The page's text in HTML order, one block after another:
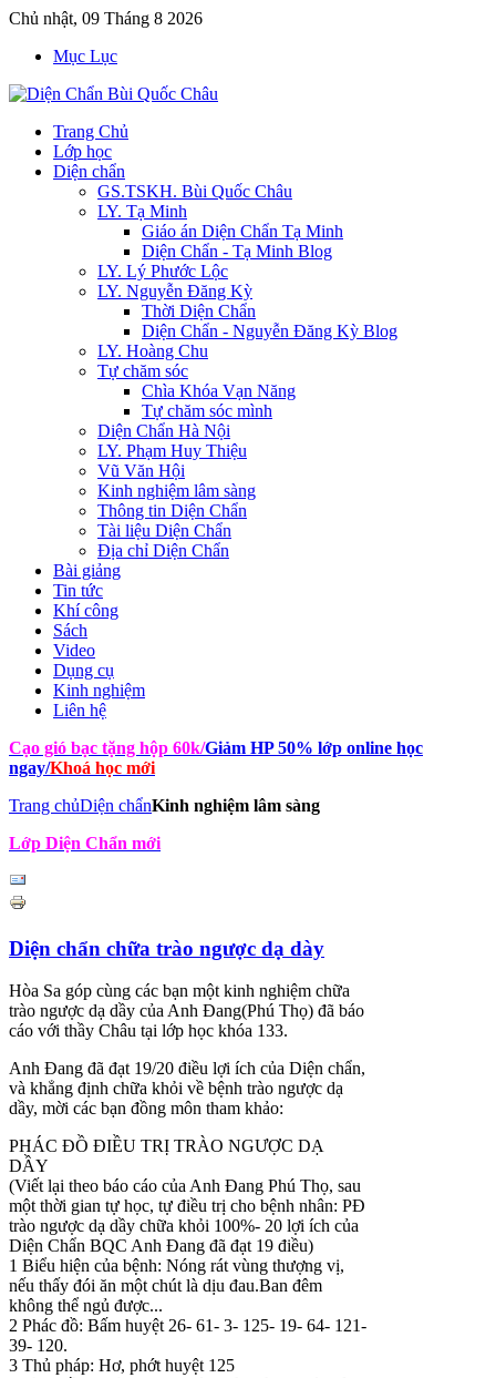
Chủ nhật, 09 Tháng 8 2026
Mục Lục
Trang Chủ
Lớp học
Diện chẩn
GS.TSKH. Bùi Quốc Châu
LY. Tạ Minh
Giáo án Diện Chẩn Tạ Minh
Diện Chẩn - Tạ Minh Blog
LY. Lý Phước Lộc
LY. Nguyễn Đăng Kỳ
Thời Diện Chẩn
Diện Chẩn - Nguyễn Đăng Kỳ Blog
LY. Hoàng Chu
Tự chăm sóc
Chìa Khóa Vạn Năng
Tự chăm sóc mình
Diện Chẩn Hà Nội
LY. Phạm Huy Thiệu
Vũ Văn Hội
Kinh nghiệm lâm sàng
Thông tin Diện Chẩn
Tài liệu Diện Chẩn
Địa chỉ Diện Chẩn
Bài giảng
Tin tức
Khí công
Sách
Video
Dụng cụ
Kinh nghiệm
Liên hệ
Cạo gió bạc tặng hộp 60k/Giảm HP 50% lớp online học
ngay/Khoá học mới
Trang chủDiện chẩnKinh nghiệm lâm sàng
Lớp Diện Chẩn mới
Diện chẩn chữa trào ngược dạ dày
Hòa Sa góp cùng các bạn một kinh nghiệm chữa
trào ngược dạ dầy của Anh Đang(Phú Thọ) đã báo
cáo với thầy Châu tại lớp học khóa 133.
Anh Đang đã đạt 19/20 điều lợi ích của Diện chẩn,
và khẳng định chữa khỏi về bệnh trào ngược dạ
dầy, mời các bạn đồng môn tham khảo:
PHÁC ĐỒ ĐIỀU TRỊ TRÀO NGƯỢC DẠ
DẦY
(Viết lại theo báo cáo của Anh Đang Phú Thọ, sau
một thời gian tự học, tự điều trị cho bệnh nhân: PĐ
trào ngược dạ dầy chữa khỏi 100%- 20 lợi ích của
Diện Chẩn BQC Anh Đang đã đạt 19 điều)
1 Biểu hiện của bệnh: Nóng rát vùng thượng vị,
nếu thấy đói ăn một chút là dịu đau.Ban đêm
không thể ngủ được...
2 Phác đồ: Bấm huyệt 26- 61- 3- 125- 19- 64- 121-
39- 120.
3 Thủ pháp: Hơ, phớt huyệt 125